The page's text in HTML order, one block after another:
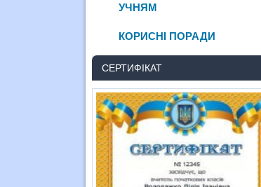
УЧНЯМ
КОРИСНІ ПОРАДИ
СЕРТИФІКАТ